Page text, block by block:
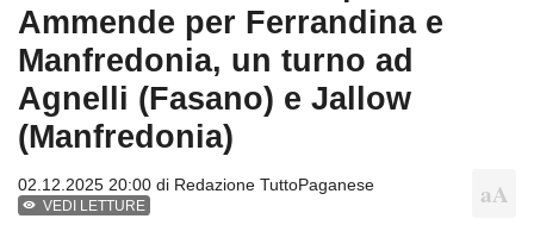
Ammende per Ferrandina e
Manfredonia, un turno ad
Agnelli (Fasano) e Jallow
(Manfredonia)
02.12.2025 20:00 di Redazione TuttoPaganese
VEDI LETTURE